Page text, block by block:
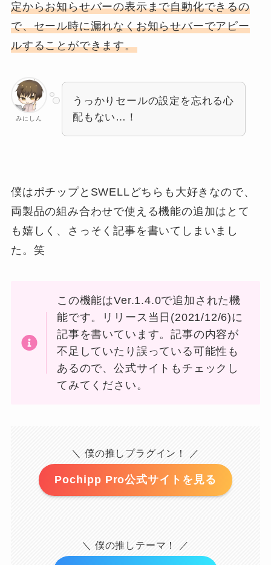
定からお知らせバーの表示まで自動化できるの
で、セール時に漏れなくお知らせバーでアピー
ルすることができます。
みにしん
うっかりセールの設定を忘れる心
配もない…！
僕はポチップとSWELLどちらも大好きなので、
両製品の組み合わせで使える機能の追加はとて
も嬉しく、さっそく記事を書いてしまいまし
た。笑
この機能はVer.1.4.0で追加された機
能です。リリース当日(2021/12/6)に
記事を書いています。記事の内容が
不足していたり誤っている可能性も
あるので、公式サイトもチェックし
てみてください。
＼ 僕の推しプラグイン！ ／
Pochipp Pro公式サイトを見る
＼ 僕の推しテーマ！ ／